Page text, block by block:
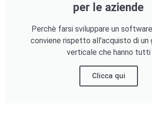
per le aziende
Perchè farsi sviluppare un
conviene rispetto all'acquisto di un
verticale che hanno tutti
Clicca qui